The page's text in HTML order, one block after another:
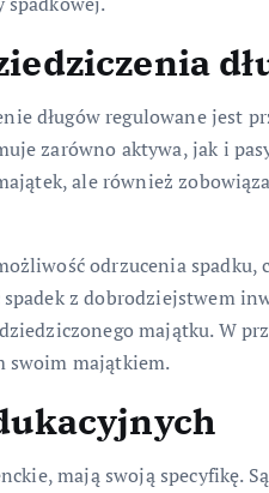
długów regulowane jest
zarówno aktywa, jak i
ale również
odrzucenia spadku,
z dobrodziejstwem
majątku. W
swoim majątkiem.
mają swoją specyfikę.